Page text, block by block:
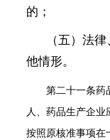
的；
（五）法
他情形。
第二十一条药
人、药品生产企
按照原核准事项在